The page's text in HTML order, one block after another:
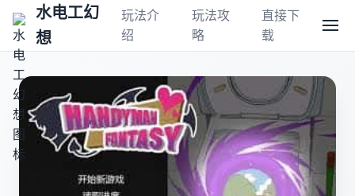
水电工幻
想
玩法介
绍
玩法攻
略
直接下
载